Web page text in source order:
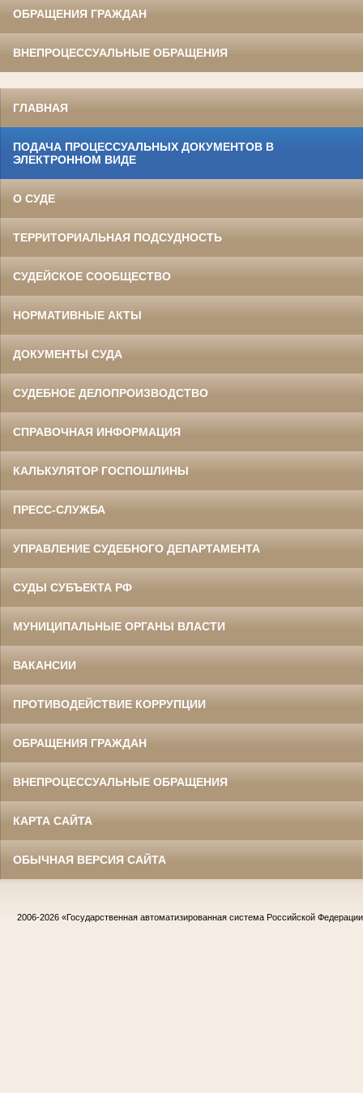
ОБРАЩЕНИЯ ГРАЖДАН
ВНЕПРОЦЕССУАЛЬНЫЕ ОБРАЩЕНИЯ
ГЛАВНАЯ
ПОДАЧА ПРОЦЕССУАЛЬНЫХ ДОКУМЕНТОВ В
ЭЛЕКТРОННОМ ВИДЕ
О СУДЕ
ТЕРРИТОРИАЛЬНАЯ ПОДСУДНОСТЬ
СУДЕЙСКОЕ СООБЩЕСТВО
НОРМАТИВНЫЕ АКТЫ
ДОКУМЕНТЫ СУДА
СУДЕБНОЕ ДЕЛОПРОИЗВОДСТВО
СПРАВОЧНАЯ ИНФОРМАЦИЯ
КАЛЬКУЛЯТОР ГОСПОШЛИНЫ
ПРЕСС-СЛУЖБА
УПРАВЛЕНИЕ СУДЕБНОГО ДЕПАРТАМЕНТА
СУДЫ СУБЪЕКТА РФ
МУНИЦИПАЛЬНЫЕ ОРГАНЫ ВЛАСТИ
ВАКАНСИИ
ПРОТИВОДЕЙСТВИЕ КОРРУПЦИИ
ОБРАЩЕНИЯ ГРАЖДАН
ВНЕПРОЦЕССУАЛЬНЫЕ ОБРАЩЕНИЯ
КАРТА САЙТА
ОБЫЧНАЯ ВЕРСИЯ САЙТА
2006-2026 «Государственная автоматизированная система Российской